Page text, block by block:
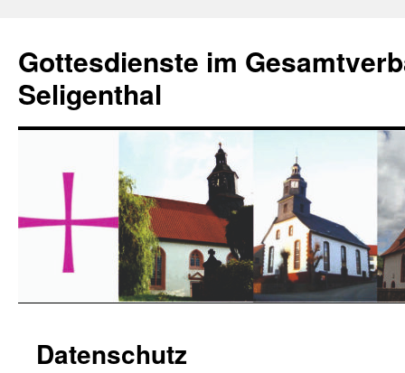
springen
Gottesdienste im
Seligenthal
Datenschutz